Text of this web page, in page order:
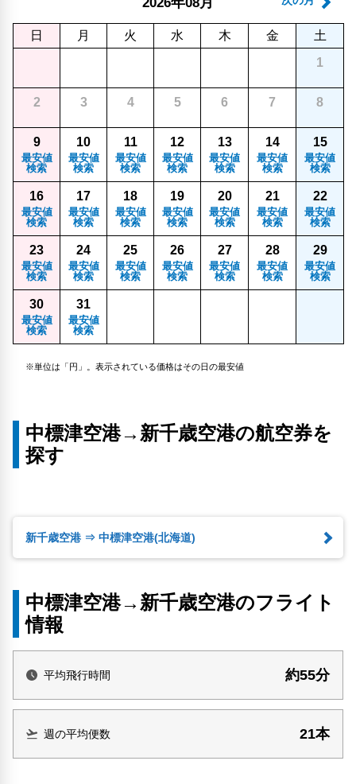
日 月 火 水 木 金
土
1
2 3 4 5 6 7 8
9
最安値
検索
10
最安値
検索
11
最安値
検索
12
最安値
検索
13
最安値
検索
14
最安値
検索
15
最安値
検索
16
最安値
検索
17
最安値
検索
18
最安値
検索
19
最安値
検索
20
最安値
検索
21
最安値
検索
22
最安値
検索
23
最安値
検索
24
最安値
検索
25
最安値
検索
26
最安値
検索
27
最安値
検索
28
最安値
検索
29
最安値
検索
30
最安値
検索
31
最安値
検索
※単位は「円」。表示されている価格はその日の最安値
中標津空港→新千歳空港の航空券を
探す
新千歳空港 ⇒ 中標津空港(北海道)
中標津空港→新千歳空港のフライト
情報
平均飛行時間 約55分
週の平均便数 21本